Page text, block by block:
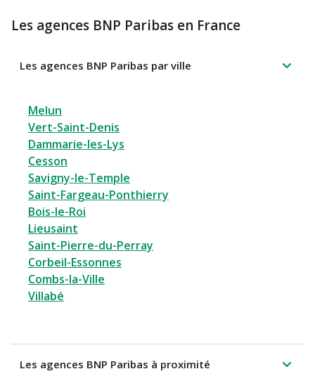
Les agences BNP Paribas en France
Les agences BNP Paribas par ville
Melun
Vert-Saint-Denis
Dammarie-les-Lys
Cesson
Savigny-le-Temple
Saint-Fargeau-Ponthierry
Bois-le-Roi
Lieusaint
Saint-Pierre-du-Perray
Corbeil-Essonnes
Combs-la-Ville
Villabé
Les agences BNP Paribas à proximité